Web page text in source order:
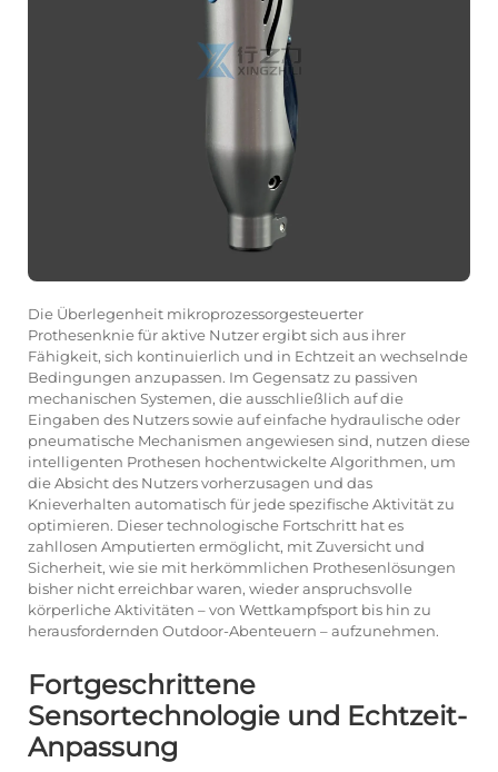
Die Überlegenheit mikroprozessorgesteuerter
Prothesenknie für aktive Nutzer ergibt sich aus ihrer
Fähigkeit, sich kontinuierlich und in Echtzeit an wechselnde
Bedingungen anzupassen. Im Gegensatz zu passiven
mechanischen Systemen, die ausschließlich auf die
Eingaben des Nutzers sowie auf einfache hydraulische oder
pneumatische Mechanismen angewiesen sind, nutzen diese
intelligenten Prothesen hochentwickelte Algorithmen, um
die Absicht des Nutzers vorherzusagen und das
Knieverhalten automatisch für jede spezifische Aktivität zu
optimieren. Dieser technologische Fortschritt hat es
zahllosen Amputierten ermöglicht, mit Zuversicht und
Sicherheit, wie sie mit herkömmlichen Prothesenlösungen
bisher nicht erreichbar waren, wieder anspruchsvolle
körperliche Aktivitäten – von Wettkampfsport bis hin zu
herausfordernden Outdoor-Abenteuern – aufzunehmen.
Fortgeschrittene
Sensortechnologie und Echtzeit-
Anpassung